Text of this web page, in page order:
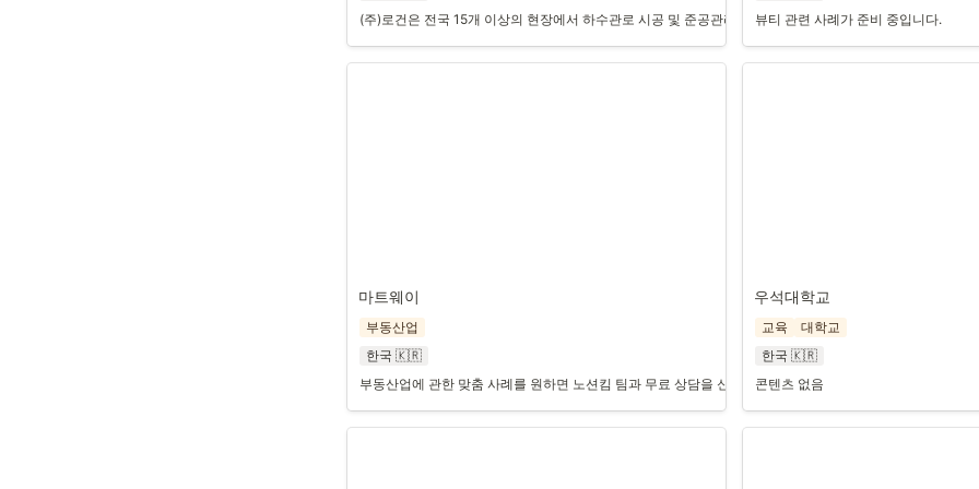
(주)로건은 전국 15개 이상의 현장에서 하수관로 시공 및 준공관리 프로젝트를 수행하는 건설회사로, 노
뷰티 관련 사례가 준비 중입니다.
마트웨이
부동산업
한국 🇰🇷
부동산업에 관한 맞춤 사례를 원하면 노션킴 팀과 무료 상담을 신청할 수 있으며, 상담 예약 화면 링크와 연락
우석대학교
교육
대학교
한국 🇰🇷
콘텐츠 없음